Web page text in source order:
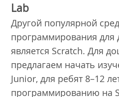
Lab
Другой популярной
программирования для
является Scratch. Для
предлагаем начать
Junior, для ребят 8–12
программированию на